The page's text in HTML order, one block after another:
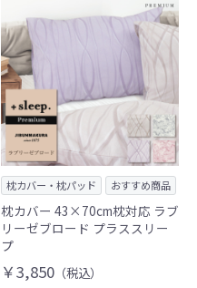
枕カバー・枕パッド おすすめ商品
枕カバー 43×70cm枕対応 ラブ
リーゼブロード プラススリー
プ
￥3,850 （税込）